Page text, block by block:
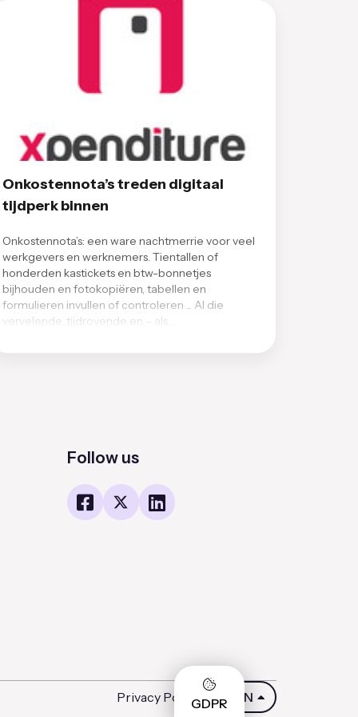
Onkostennota’s treden digitaal
tijdperk binnen
Onkostennota’s: een ware nachtmerrie voor veel
werkgevers en werknemers. Tientallen of
honderden kastickets en btw-bonnetjes
bijhouden en fotokopiëren, tabellen en
formulieren invullen of controleren ... Al die
vervelende, tijdrovende en – als …
Follow us
Privacy Policy EN
GDPR